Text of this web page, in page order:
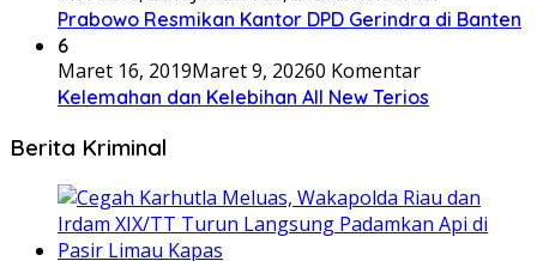
Prabowo Resmikan Kantor DPD Gerindra di Banten
6
Maret 16, 2019Maret 9, 20260 Komentar
Kelemahan dan Kelebihan All New Terios
Berita Kriminal